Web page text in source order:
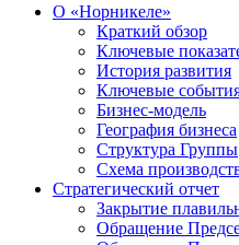
О «Норникеле»
Краткий обзор
Ключевые
История развития
Ключевые
Бизнес-модель
География бизнеса
Структура Группы
Схема
Стратегический отчет
Закрытие
Обращение